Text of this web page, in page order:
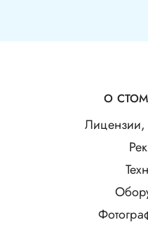
О
Лицензии,